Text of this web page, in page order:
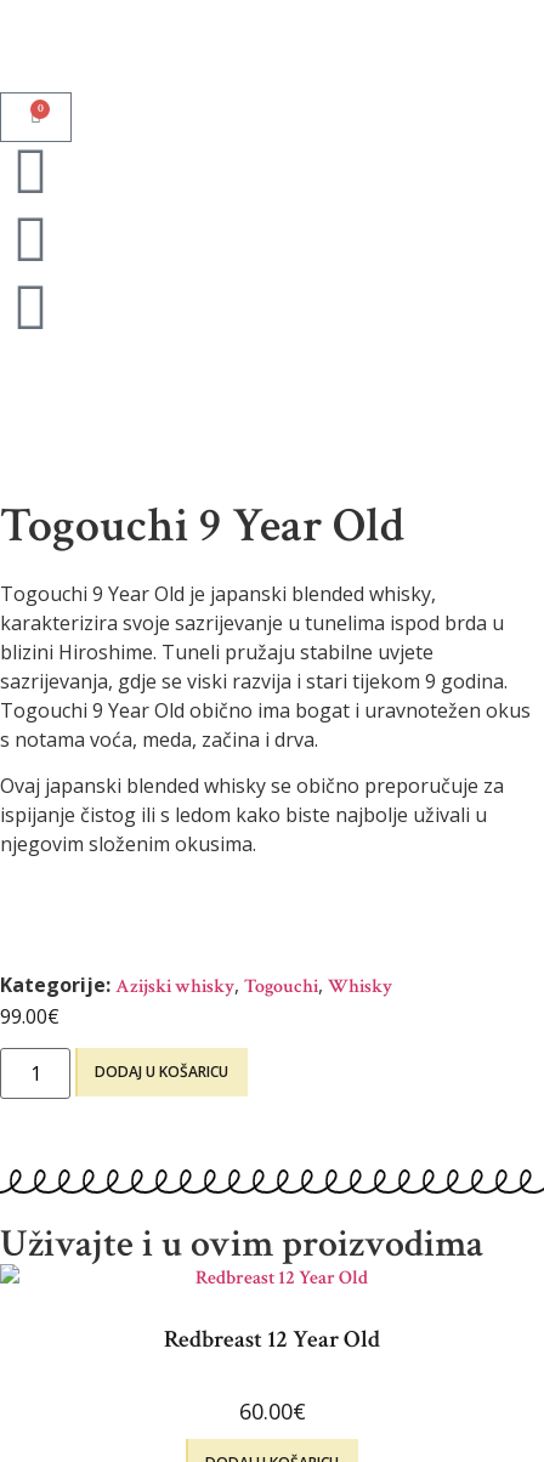
0
Togouchi 9 Year Old
Togouchi 9 Year Old je japanski blended whisky,
karakterizira svoje sazrijevanje u tunelima ispod brda u
blizini Hiroshime. Tuneli pružaju stabilne uvjete
sazrijevanja, gdje se viski razvija i stari tijekom 9 godina.
Togouchi 9 Year Old obično ima bogat i uravnotežen okus
s notama voća, meda, začina i drva.
Ovaj japanski blended whisky se obično preporučuje za
ispijanje čistog ili s ledom kako biste najbolje uživali u
njegovim složenim okusima.
Kategorije:Azijski whisky, Togouchi, Whisky
99.00€
DODAJ U KOŠARICU
Uživajte i u ovim proizvodima
Redbreast 12 Year Old
60.00€